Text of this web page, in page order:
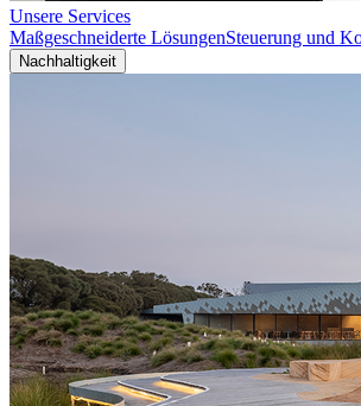
Unsere Services
Maßgeschneiderte LösungenSteuerung und
Nachhaltigkeit